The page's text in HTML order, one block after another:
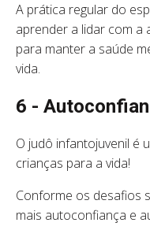
A prática regular do
aprender a lidar com a
para manter a saúde
vida.
6 -
O judô infantojuvenil é
crianças para a vida!
Conforme os desafios
mais autoconfiança e